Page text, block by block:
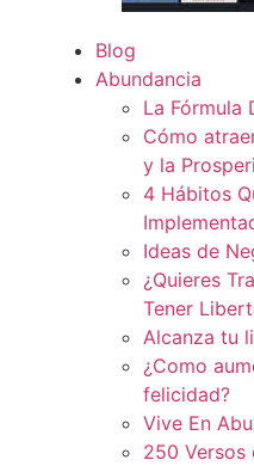
Blog
Abundancia
La Fórmula
Cómo
y la
4 Hábitos
Ideas de
¿Quieres
Tener
Alcanza tu
¿Como
felicidad?
Vive En
250 Versos